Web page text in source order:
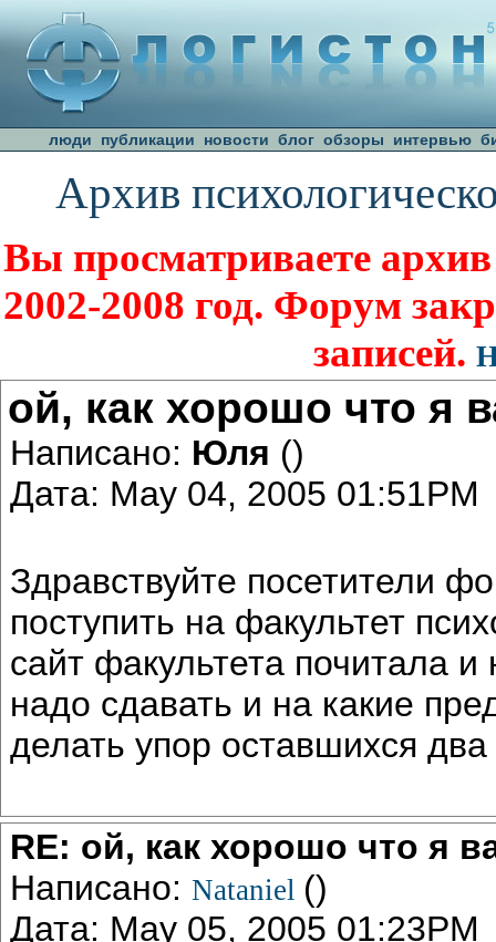
люди публикации новости блог обзоры интервью
Архив
Вы просматриваете
2002-2008 год. Форум
записей.
ой, как хорошо что я
Написано: Юля ()
Дата: May 04, 2005 01:51PM
Здравствуйте посетители
поступить на факультет
сайт факультета почитала
надо сдавать и на какие
делать упор оставшихся
RE: ой, как хорошо что я
Написано: Nataniel ()
Дата: May 05, 2005 01:23PM